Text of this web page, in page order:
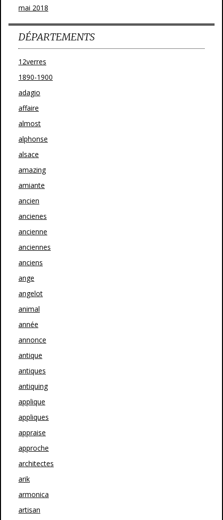
mai 2018
DÉPARTEMENTS
12verres
1890-1900
adagio
affaire
almost
alphonse
alsace
amazing
amiante
ancien
ancienes
ancienne
anciennes
anciens
ange
angelot
animal
année
annonce
antique
antiques
antiquing
applique
appliques
appraise
approche
architectes
arik
armonica
artisan